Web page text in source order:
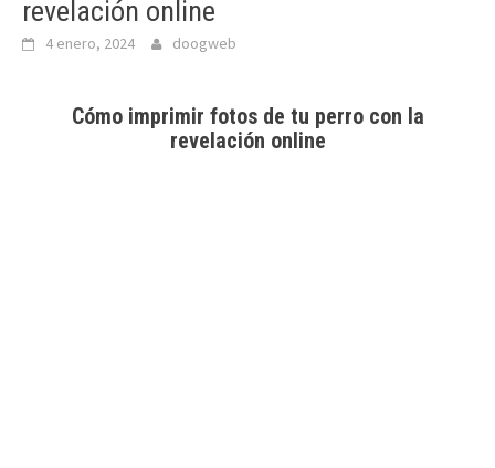
revelación online
4 enero, 2024 doogweb
Cómo imprimir fotos de tu perro con la
revelación online